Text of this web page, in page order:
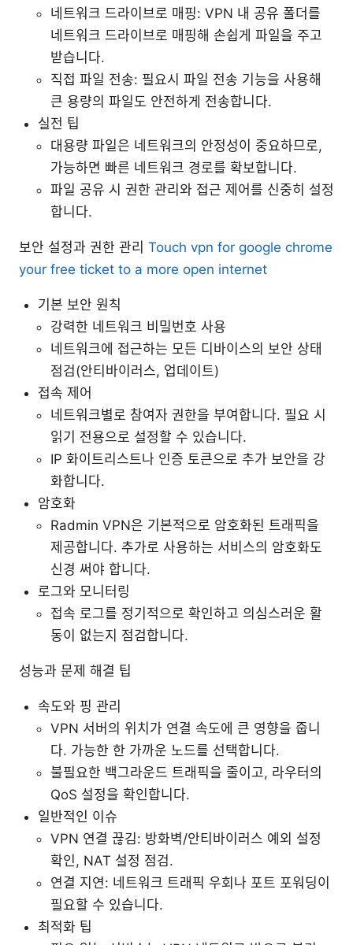
네트워크 드라이브로 매핑: VPN 내 공유 폴더를
네트워크 드라이브로 매핑해 손쉽게 파일을 주고
받습니다.
직접 파일 전송: 필요시 파일 전송 기능을 사용해
큰 용량의 파일도 안전하게 전송합니다.
실전 팁
대용량 파일은 네트워크의 안정성이 중요하므로,
가능하면 빠른 네트워크 경로를 확보합니다.
파일 공유 시 권한 관리와 접근 제어를 신중히 설정
합니다.
보안 설정과 권한 관리 Touch vpn for google chrome
your free ticket to a more open internet
기본 보안 원칙
강력한 네트워크 비밀번호 사용
네트워크에 접근하는 모든 디바이스의 보안 상태
점검(안티바이러스, 업데이트)
접속 제어
네트워크별로 참여자 권한을 부여합니다. 필요 시
읽기 전용으로 설정할 수 있습니다.
IP 화이트리스트나 인증 토큰으로 추가 보안을 강
화합니다.
암호화
Radmin VPN은 기본적으로 암호화된 트래픽을
제공합니다. 추가로 사용하는 서비스의 암호화도
신경 써야 합니다.
로그와 모니터링
접속 로그를 정기적으로 확인하고 의심스러운 활
동이 없는지 점검합니다.
성능과 문제 해결 팁
속도와 핑 관리
VPN 서버의 위치가 연결 속도에 큰 영향을 줍니
다. 가능한 한 가까운 노드를 선택합니다.
불필요한 백그라운드 트래픽을 줄이고, 라우터의
QoS 설정을 확인합니다.
일반적인 이슈
VPN 연결 끊김: 방화벽/안티바이러스 예외 설정
확인, NAT 설정 점검.
연결 지연: 네트워크 트래픽 우회나 포트 포워딩이
필요할 수 있습니다.
최적화 팁